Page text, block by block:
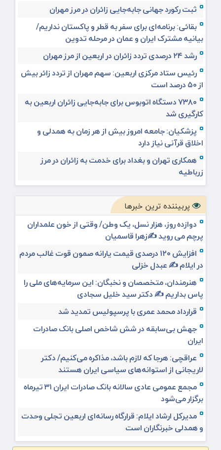
ثبت رکورد جهانی جابه‌جایی زائران در مرز مهران
بقائی: برنامه‌ای برای سفر به قطر و پاکستان نداریم/
بیانیه مشترک ایران و عمان در مرحله تدوین
رشد ۲۴ درصدی تردد زائران در اربعین از مرز مهران
رئیس ستاد مرکزی اربعین: سهم مهران از تردد زائر بیش
از ۵۰ درصد است
۷۳۸۰ دستگاه اتوبوس برای جابه‌جایی زائران اربعین به‌
کارگیری شد
پزشکیان: جامعه امروز بیش از هر زمان به همدلی و
اخلاق قرآنی نیاز دارد
همکاری تهران و بغداد برای خدمت به زائران در مرز
زرباطیه
پربیننده ترین خبرها
دوازده روز، هزار نسل، یک وطن/ وقتی از خون علمداران
پرچم می روید ✍️زهرا قاسمیان
افزایش ۱۲۰ درصدی قیمت یارانه صمون قوت غالب مردم
در ایلام ✍️ عبدل خزلی
هنرمندان، متخصصان و نخبگان: این سرمایه‌های ملی را
پاس بداریم ✍️ دکتر سید خلیل سجادی
قرارداد محمد عمری با پرسپولیس تمدید شد
جهش بی‌سابقه در شش شاخص اصلی بانک صادرات
ایران
عراقچی: هرجا که لازم باشد، مذاکره می‌کنیم/ دکتر
لاریجانی از استوانه‌های سیاسی ایران هستند
مجمع عمومی عادی سالانه بانک صادرات ایران ۳۱ تیرماه
برگزار می‌شود
مدیرکل ارشاد ایلام: قرارگاه رسانه‌ای اربعین تجلی وحدت
و همدلی خبرنگاران است